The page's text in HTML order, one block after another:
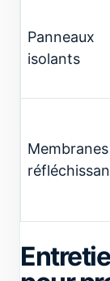
Panneaux
isolants
Membranes